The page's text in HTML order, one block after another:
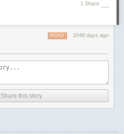
1 Share
2048 days ago
REPLY
Share this story